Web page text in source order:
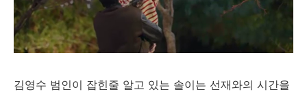
김영수 범인이 잡힌줄 알고 있는 솔이는 선재와의 시간을